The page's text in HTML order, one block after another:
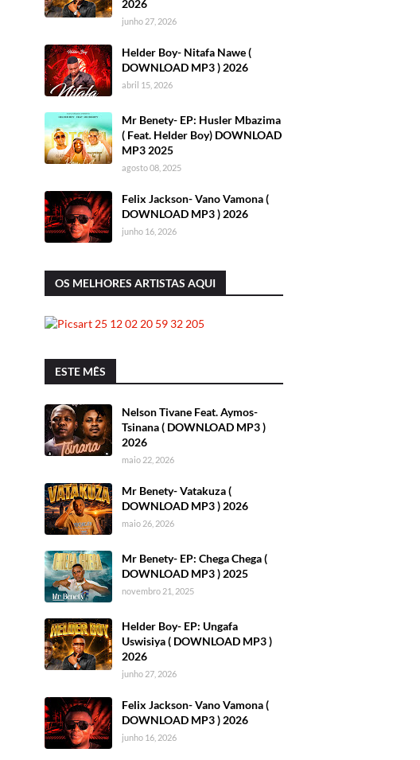
2026
junho 27, 2026
Helder Boy- Nitafa Nawe (
DOWNLOAD MP3 ) 2026
abril 15, 2026
Mr Benety- EP: Husler Mbazima
( Feat. Helder Boy) DOWNLOAD
MP3 2025
agosto 08, 2025
Felix Jackson- Vano Vamona (
DOWNLOAD MP3 ) 2026
junho 16, 2026
OS MELHORES ARTISTAS AQUI
ESTE MÊS
Nelson Tivane Feat. Aymos-
Tsinana ( DOWNLOAD MP3 )
2026
maio 22, 2026
Mr Benety- Vatakuza (
DOWNLOAD MP3 ) 2026
maio 26, 2026
Mr Benety- EP: Chega Chega (
DOWNLOAD MP3 ) 2025
novembro 21, 2025
Helder Boy- EP: Ungafa
Uswisiya ( DOWNLOAD MP3 )
2026
junho 27, 2026
Felix Jackson- Vano Vamona (
DOWNLOAD MP3 ) 2026
junho 16, 2026